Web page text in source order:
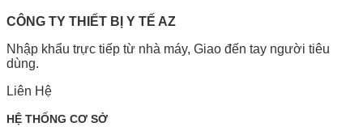
CÔNG TY THIẾT BỊ Y TẾ AZ
Nhập khẩu trực tiếp từ nhà máy, Giao đến tay người tiêu
dùng.
Liên Hệ
HỆ THỐNG CƠ SỞ